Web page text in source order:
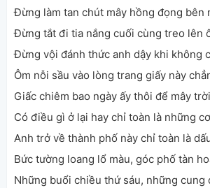
Đừng làm tan chút mây hồng đọng bên
Đừng tắt đi tia nắng cuối cùng treo lên
Đừng vội đánh thức anh dậy khi không
Ôm nỗi sầu vào lòng trang giấy này
Giấc chiêm bao ngày ấy thôi để mây
Có điều gì ở lại hay chỉ toàn là những
Anh trở về thành phố này chỉ toàn là
Bức tường loang lổ màu, góc phố tàn
Những buổi chiều thứ sáu, những cung